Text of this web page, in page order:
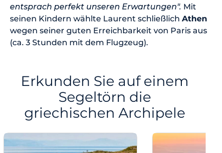
entsprach perfekt unseren Erwartungen". Mit
seinen Kindern wählte Laurent schließlich Athen
wegen seiner guten Erreichbarkeit von Paris aus
(ca. 3 Stunden mit dem Flugzeug).
Erkunden Sie auf einem
Segeltörn die
griechischen Archipele